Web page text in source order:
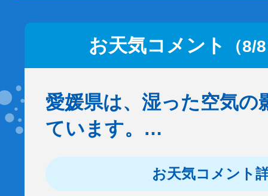
お天気コメント （8/
愛媛県は、湿った空気の
ています。…
お天気コメント